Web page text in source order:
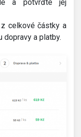
a potvrďte jej
celkové částky a
dopravy a platby.